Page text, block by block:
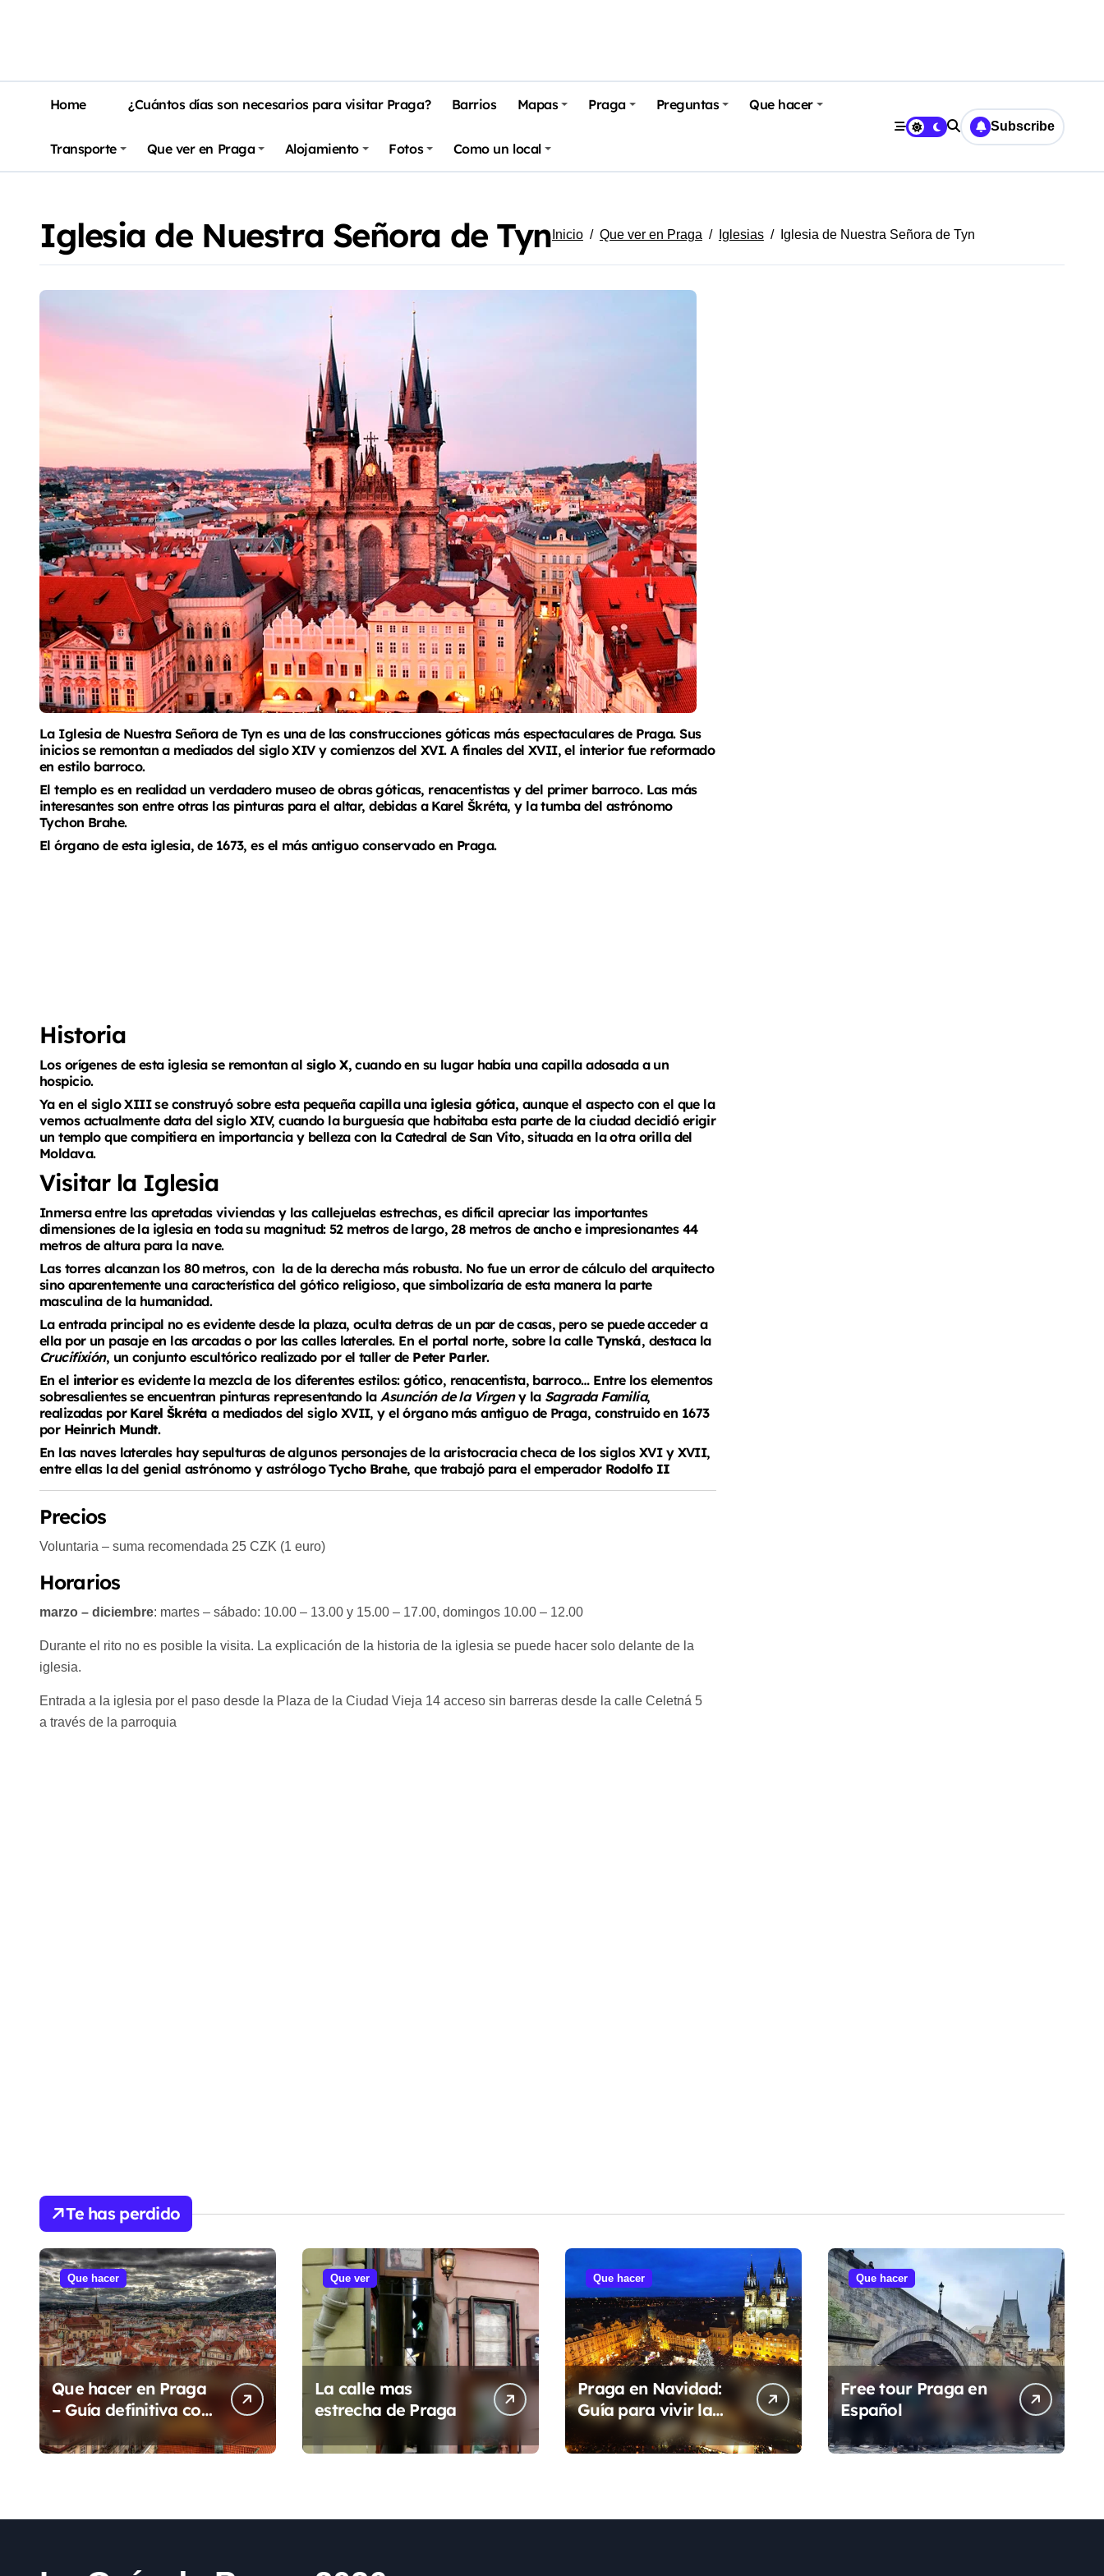
Home ¿Cuántos días son necesarios para visitar Praga? Barrios Mapas Praga Preguntas Que hacer
Transporte Que ver en Praga Alojamiento Fotos Como un local
Subscribe
Iglesia de Nuestra Señora de Tyn Inicio Que ver en Praga Iglesias Iglesia de Nuestra Señora de Tyn
La Iglesia de Nuestra Señora de Tyn es una de las construcciones góticas más espectaculares de Praga. Sus
inicios se remontan a mediados del siglo XIV y comienzos del XVI. A finales del XVII, el interior fue reformado
en estilo barroco.
El templo es en realidad un verdadero museo de obras góticas, renacentistas y del primer barroco. Las más
interesantes son entre otras las pinturas para el altar, debidas a Karel Škréta, y la tumba del astrónomo
Tychon Brahe.
El órgano de esta iglesia, de 1673, es el más antiguo conservado en Praga.
Historia
Los orígenes de esta iglesia se remontan al siglo X, cuando en su lugar había una capilla adosada a un
hospicio.
Ya en el siglo XIII se construyó sobre esta pequeña capilla unaiglesia gótica, aunque el aspecto con el que la
vemos actualmente data del siglo XIV, cuando la burguesía que habitaba esta parte de la ciudad decidió erigir
un templo que compitiera en importancia y belleza con la Catedral de San Vito, situada en la otra orilla del
Moldava.
Visitar la Iglesia
Inmersa entre las apretadas viviendas y las callejuelas estrechas, es difícil apreciar las importantes
dimensiones de la iglesia en toda su magnitud: 52 metros de largo, 28 metros de ancho e impresionantes 44
metros de altura para la nave.
Las torres alcanzan los 80 metros, con la de la derecha más robusta. No fue un error de cálculo del arquitecto
sino aparentemente una característica del gótico religioso, que simbolizaría de esta manera la parte
masculina de la humanidad.
La entrada principal no es evidente desde la plaza, oculta detras de un par de casas, pero se puede acceder a
ella por un pasaje en las arcadas o por las calles laterales. En el portal norte, sobre la calleTynská, destaca la
Crucifixión, un conjunto escultórico realizado por el taller de Peter Parler.
En el interiores evidente la mezcla de los diferentes estilos: gótico, renacentista, barroco… Entre los elementos
sobresalientes se encuentran pinturas representando laAsunción de la Virgeny la Sagrada Familia,
realizadas por Karel Škréta a mediados del siglo XVII, y el órgano más antiguo de Praga, construido en 1673
por Heinrich Mundt.
En las naves laterales hay sepulturas de algunos personajes de la aristocracia checa de los siglos XVI y XVII,
entre ellas la del genial astrónomo y astrólogoTycho Brahe, que trabajó para el emperador Rodolfo II
Precios
Voluntaria – suma recomendada 25 CZK (1 euro)
Horarios
marzo – diciembre: martes – sábado: 10.00 – 13.00 y 15.00 – 17.00, domingos 10.00 – 12.00
Durante el rito no es posible la visita. La explicación de la historia de la iglesia se puede hacer solo delante de la
iglesia.
Entrada a la iglesia por el paso desde la Plaza de la Ciudad Vieja 14 acceso sin barreras desde la calle Celetná 5
a través de la parroquia
Te has perdido
Que hacer
Que hacer en Praga
– Guía definitiva con
más de 125 lugares y
eventos para 2026
Que ver
La calle mas
estrecha de Praga
Que hacer
Praga en Navidad:
Guía para vivir la
magia de un cuento
Que hacer
Free tour Praga en
Español